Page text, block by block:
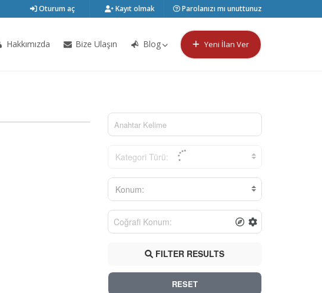
Oturum aç Kayıt olmak Parolanızı mı unuttunuz
Hakkımızda Bize Ulaşın Blog Yeni İlan Ver
Kategori Türü:
Konum:
FILTER RESULTS
RESET